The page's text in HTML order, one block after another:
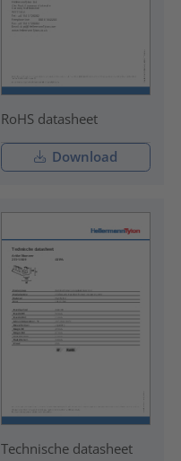
RoHS datasheet
Download
Technische datasheet